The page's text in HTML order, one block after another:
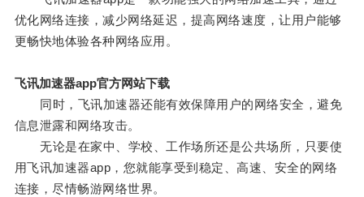
优化网络连接，减少网络延迟，提高网络速度，让用户能够
更畅快地体验各种网络应用。
飞讯加速器app官方网站下载
同时，飞讯加速器还能有效保障用户的网络安全，避免
信息泄露和网络攻击。
无论是在家中、学校、工作场所还是公共场所，只要使
用飞讯加速器app，您就能享受到稳定、高速、安全的网络
连接，尽情畅游网络世界。